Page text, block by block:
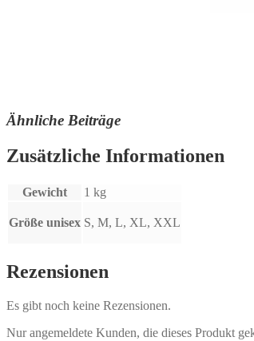
Ähnliche Beiträge
Zusätzliche Informationen
Gewicht 1 kg
Größe unisex S, M, L, XL, XXL
Rezensionen
Es gibt noch keine Rezensionen.
Nur angemeldete Kunden, die dieses Produkt